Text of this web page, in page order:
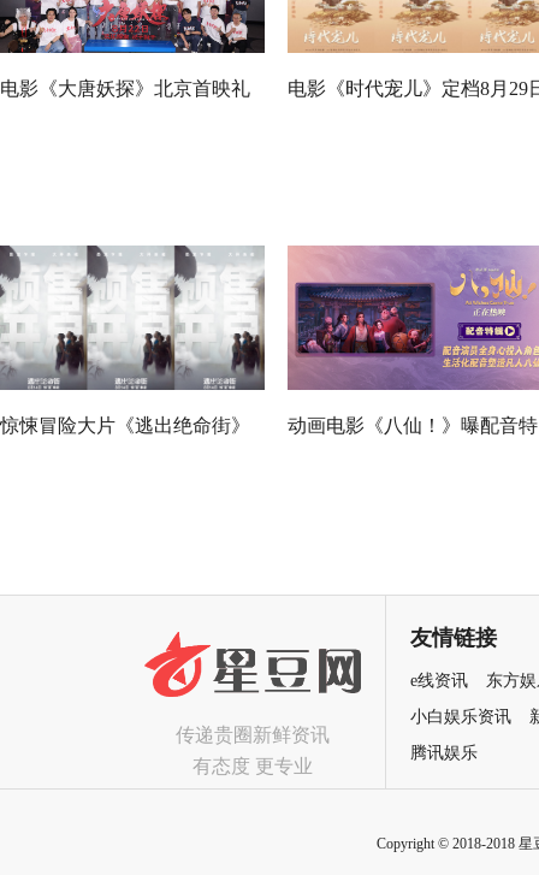
电影《大唐妖探》北京首映礼 电影《时代宠儿》定档8月29
惊悚冒险大片《逃出绝命街》 动画电影《八仙！》曝配音特
传递贵圈新鲜资讯
有态度 更专业
友情链接
e线资讯
东方
小白娱乐资讯
腾讯娱乐
Copyright © 2018-2018